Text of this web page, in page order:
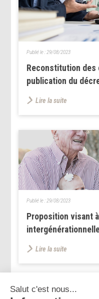
Reconstitution des
publication du
Publié le : 29/08/2023
Lire la suite
Proposition visant
Publié le : 29/08/2023
Lire la suite
<< < ... 189